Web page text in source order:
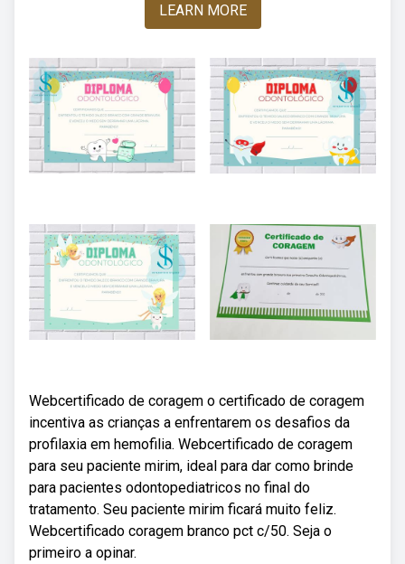
LEARN MORE
Webcertificado de coragem o certificado de coragem
incentiva as crianças a enfrentarem os desafios da
profilaxia em hemofilia. Webcertificado de coragem
para seu paciente mirim, ideal para dar como brinde
para pacientes odontopediatricos no final do
tratamento. Seu paciente mirim ficará muito feliz.
Webcertificado coragem branco pct c/50. Seja o
primeiro a opinar.